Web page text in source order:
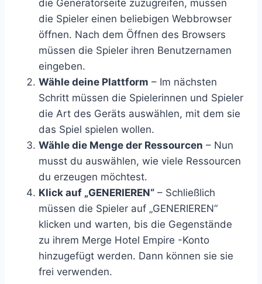
die Generatorseite zuzugreifen, müssen
die Spieler einen beliebigen Webbrowser
öffnen. Nach dem Öffnen des Browsers
müssen die Spieler ihren Benutzernamen
eingeben.
Wähle deine Plattform – Im nächsten
Schritt müssen die Spielerinnen und Spieler
die Art des Geräts auswählen, mit dem sie
das Spiel spielen wollen.
Wähle die Menge der Ressourcen – Nun
musst du auswählen, wie viele Ressourcen
du erzeugen möchtest.
Klick auf „GENERIEREN“ – Schließlich
müssen die Spieler auf „GENERIEREN“
klicken und warten, bis die Gegenstände
zu ihrem Merge Hotel Empire -Konto
hinzugefügt werden. Dann können sie sie
frei verwenden.